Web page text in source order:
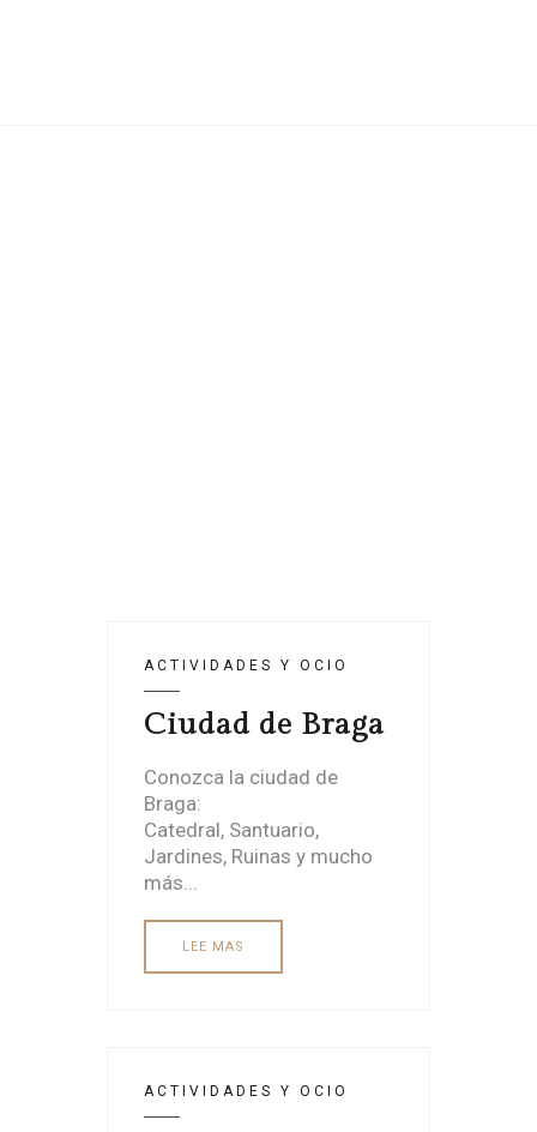
ACTIVIDADES Y OCIO
Ciudad de Braga
Conozca la ciudad de
Braga:
Catedral, Santuario,
Jardines, Ruinas y mucho
más...
LEE MAS
ACTIVIDADES Y OCIO